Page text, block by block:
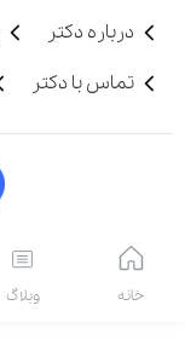
درباره دکتر
تماس با دکتر
خانه وبلاگ